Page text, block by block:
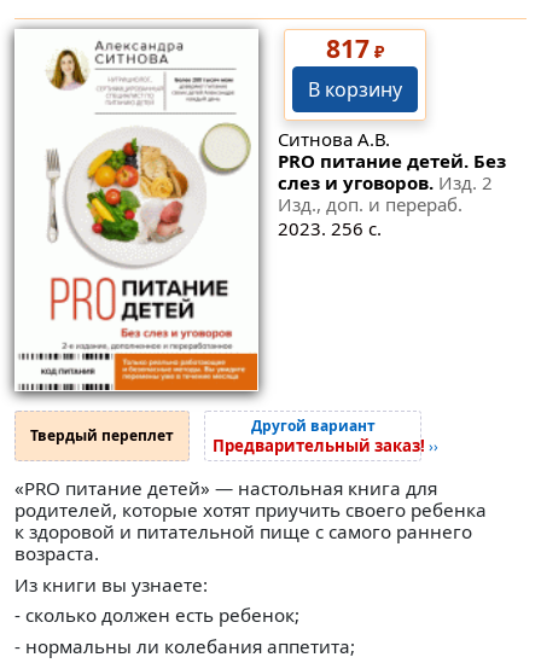
817₽
В корзину
Ситнова А.В.
PRO питание детей. Без
слез и уговоров. Изд. 2
Изд., доп. и перераб.
2023. 256 с.
Твердый переплет Другой вариант
Предварительный заказ! ››
«PRO питание детей» — настольная книга для
родителей, которые хотят приучить своего ребенка
к здоровой и питательной пище с самого раннего
возраста.
Из книги вы узнаете:
- сколько должен есть ребенок;
- нормальны ли колебания аппетита;